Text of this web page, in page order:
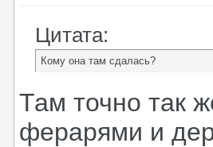
Цитата:
Кому она там сдалась?
Там точно так
ферарями и